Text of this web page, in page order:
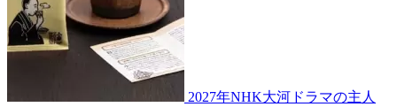
2027年NHK大河ドラマの主人